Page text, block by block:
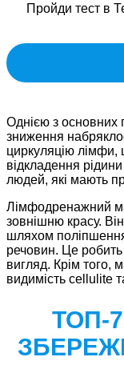
Пройди тест в
Однією з основних
зниження
циркуляцію
відкладення
людей, які мають
Лімфодренажний
зовнішню красу.
шляхом
речовин. Це
вигляд. Крім того,
видимість cellulite
ТОП-